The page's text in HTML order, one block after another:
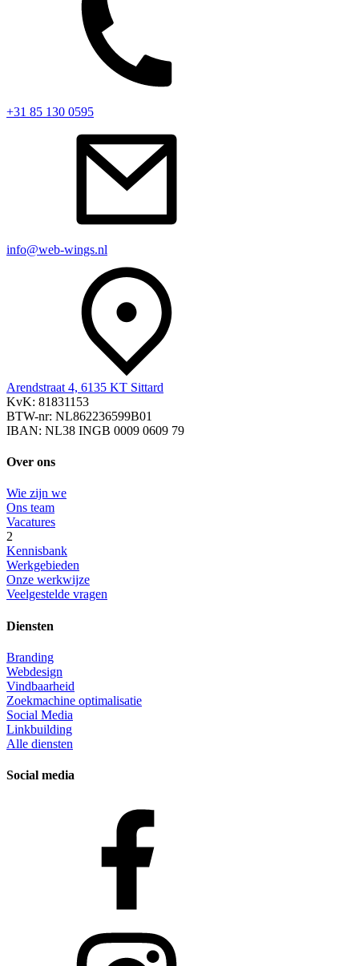
+31 85 130 0595
info@web-wings.nl
Arendstraat 4, 6135 KT Sittard
KvK: 81831153
BTW-nr: NL862236599B01
IBAN: NL38 INGB 0009 0609 79
Over ons
Wie zijn we
Ons team
Vacatures
2
Kennisbank
Werkgebieden
Onze werkwijze
Veelgestelde vragen
Diensten
Branding
Webdesign
Vindbaarheid
Zoekmachine optimalisatie
Social Media
Linkbuilding
Alle diensten
Social media